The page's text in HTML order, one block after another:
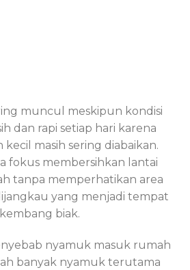
muncul meskipun kondisi
dan rapi setiap hari karena
kecil masih sering diabaikan.
fokus membersihkan lantai
tanpa memperhatikan area
yang menjadi tempat
biak.
nyamuk masuk rumah
banyak nyamuk terutama